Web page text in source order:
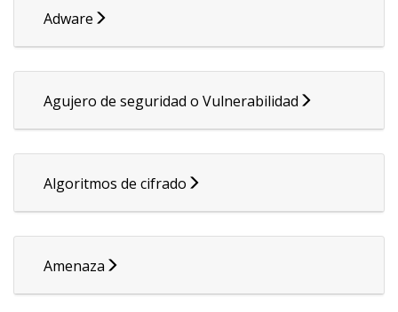
Adware
Agujero de seguridad o Vulnerabilidad
Algoritmos de cifrado
Amenaza